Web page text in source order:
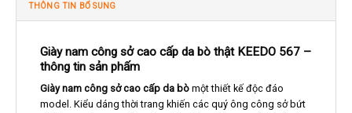
THÔNG TIN BỔ SUNG
Giày nam công sở cao cấp da bò thật KEEDO 567 –
thông tin sản phấm
Giày nam công sở cao cấp da bòmột thiết kế độc đáo
model. Kiểu dáng thời trang khiến các quý ông công sở bứt